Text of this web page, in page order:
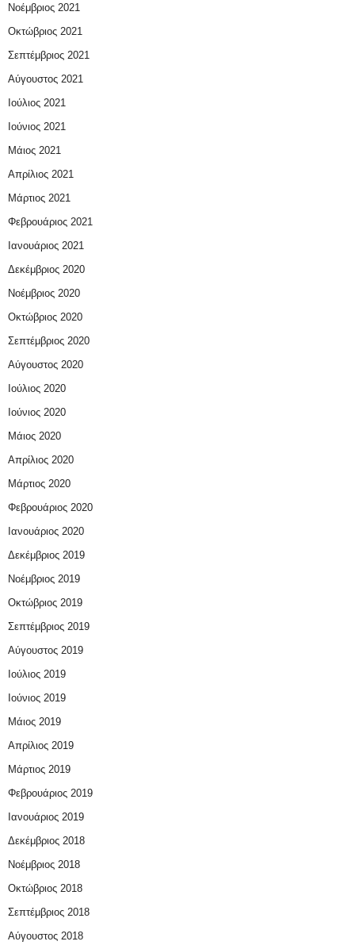
Νοέμβριος 2021
Οκτώβριος 2021
Σεπτέμβριος 2021
Αύγουστος 2021
Ιούλιος 2021
Ιούνιος 2021
Μάιος 2021
Απρίλιος 2021
Μάρτιος 2021
Φεβρουάριος 2021
Ιανουάριος 2021
Δεκέμβριος 2020
Νοέμβριος 2020
Οκτώβριος 2020
Σεπτέμβριος 2020
Αύγουστος 2020
Ιούλιος 2020
Ιούνιος 2020
Μάιος 2020
Απρίλιος 2020
Μάρτιος 2020
Φεβρουάριος 2020
Ιανουάριος 2020
Δεκέμβριος 2019
Νοέμβριος 2019
Οκτώβριος 2019
Σεπτέμβριος 2019
Αύγουστος 2019
Ιούλιος 2019
Ιούνιος 2019
Μάιος 2019
Απρίλιος 2019
Μάρτιος 2019
Φεβρουάριος 2019
Ιανουάριος 2019
Δεκέμβριος 2018
Νοέμβριος 2018
Οκτώβριος 2018
Σεπτέμβριος 2018
Αύγουστος 2018